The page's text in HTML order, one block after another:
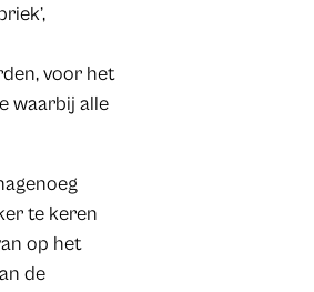
voor het
waarbij alle
te keren
op het
de